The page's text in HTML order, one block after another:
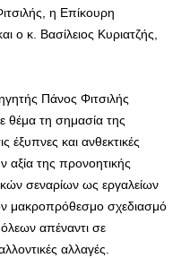
η Επίκουρη
ο κ. Βασίλειος Κυριατζής,
Πάνος Φιτσιλής
θέμα τη σημασία της
έξυπνες και ανθεκτικές
αξία της προνοητικής
σεναρίων ως εργαλείων
μακροπρόθεσμο σχεδιασμό
απέναντι σε
αλλαγές.